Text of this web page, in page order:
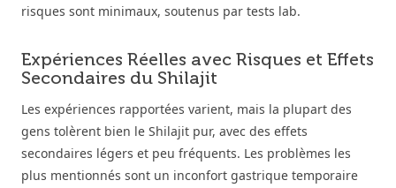
risques sont minimaux, soutenus par tests lab.
Expériences Réelles avec Risques et Effets
Secondaires du Shilajit
Les expériences rapportées varient, mais la plupart des
gens tolèrent bien le Shilajit pur, avec des effets
secondaires légers et peu fréquents. Les problèmes les
plus mentionnés sont un inconfort gastrique temporaire